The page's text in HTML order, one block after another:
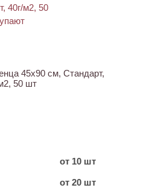
45х90 см, Стандарт,
50 шт
от 10 шт
от 20 шт